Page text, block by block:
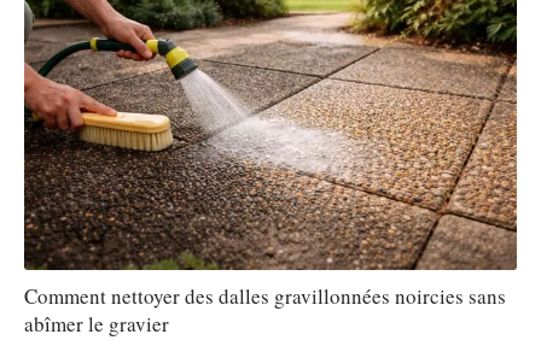
Comment nettoyer des dalles gravillonnées noircies sans
abîmer le gravier